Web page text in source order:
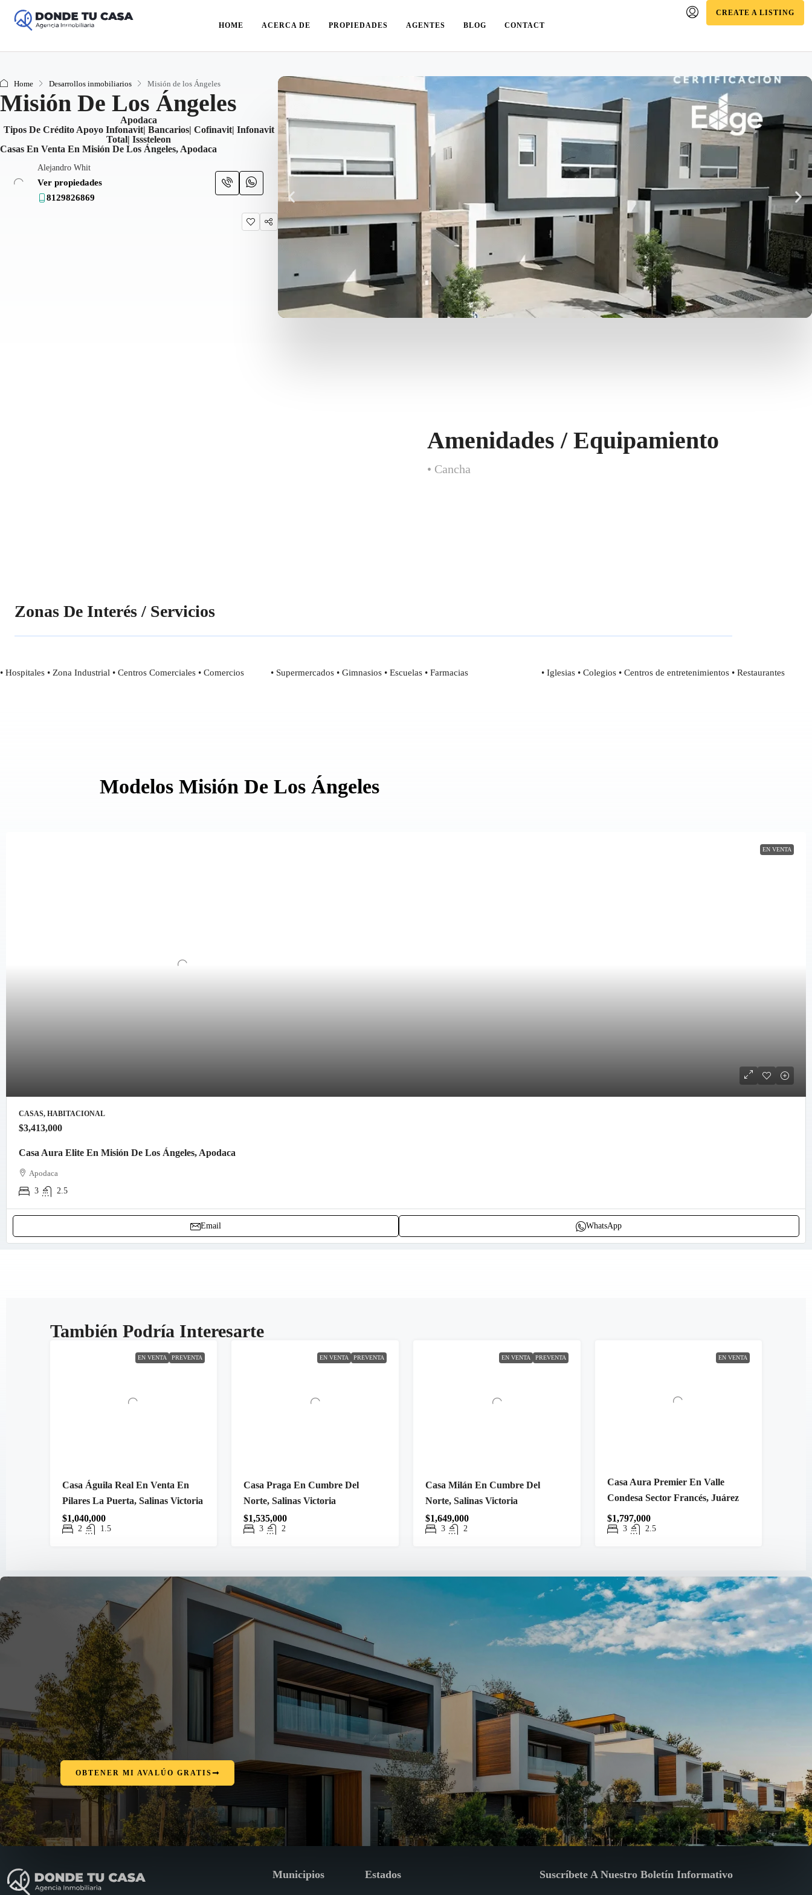
HOME ACERCA DE PROPIEDADES AGENTES BLOG CONTACT
CREATE A LISTING
Home Desarrollos inmobiliarios Misión de los Ángeles
Misión De Los Ángeles
Apodaca
Tipos De Crédito Apoyo Infonavit| Bancarios| Cofinavit| Infonavit
Total| Isssteleon
Casas En Venta En Misión De Los Ángeles, Apodaca
Alejandro Whit
Ver propiedades
8129826869
Amenidades / Equipamiento
• Cancha
Zonas De Interés / Servicios
• Hospitales • Zona Industrial • Centros Comerciales • Comercios • Supermercados • Gimnasios • Escuelas • Farmacias • Iglesias • Colegios • Centros de entretenimientos • Restaurantes
Modelos Misión De Los Ángeles
EN VENTA
CASAS, HABITACIONAL
$3,413,000
Casa Aura Elite En Misión De Los Ángeles, Apodaca
Apodaca
3
2.5
Email WhatsApp
También Podría Interesarte
EN VENTA PREVENTA
Casa Águila Real En Venta En
Pilares La Puerta, Salinas Victoria
$1,040,000
2 1.5
EN VENTA PREVENTA
Casa Praga En Cumbre Del
Norte, Salinas Victoria
$1,535,000
3 2
EN VENTA PREVENTA
Casa Milán En Cumbre Del
Norte, Salinas Victoria
$1,649,000
3 2
EN VENTA
Casa Aura Premier En Valle
Condesa Sector Francés, Juárez
$1,797,000
3 2.5
OBTENER MI AVALÚO GRATIS
Municipios Estados Suscríbete A Nuestro Boletín Informativo